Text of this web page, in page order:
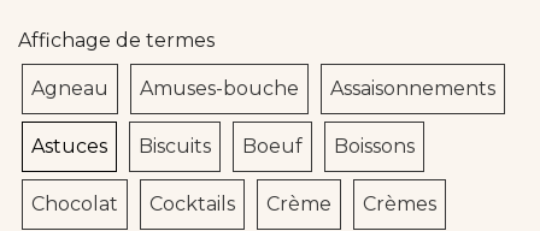
Affichage de termes
Agneau Amuses-bouche Assaisonnements
Astuces Biscuits Boeuf Boissons
Chocolat Cocktails Crème Crèmes